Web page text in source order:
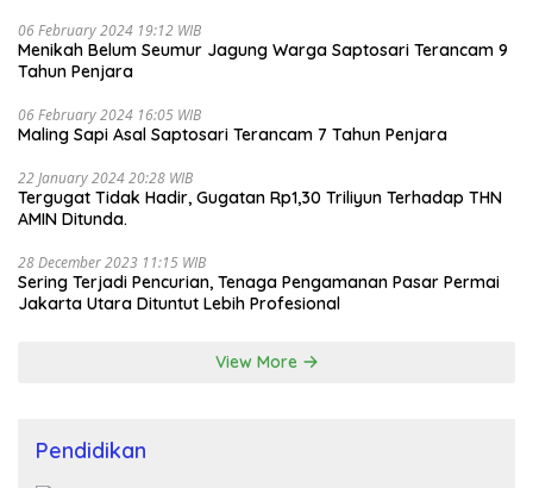
06 February 2024 19:12 WIB
Menikah Belum Seumur Jagung Warga Saptosari Terancam 9
Tahun Penjara
06 February 2024 16:05 WIB
Maling Sapi Asal Saptosari Terancam 7 Tahun Penjara
22 January 2024 20:28 WIB
Tergugat Tidak Hadir, Gugatan Rp1,30 Triliyun Terhadap THN
AMIN Ditunda.
28 December 2023 11:15 WIB
Sering Terjadi Pencurian, Tenaga Pengamanan Pasar Permai
Jakarta Utara Dituntut Lebih Profesional
View More
Pendidikan